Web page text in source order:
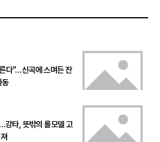
다”…신곡에 스며든 잔
동
강타, 뜻밖의 롤모델 고